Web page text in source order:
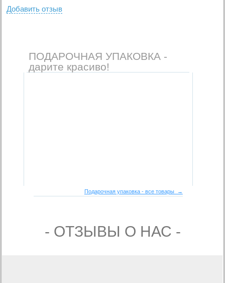
Добавить отзыв
ПОДАРОЧНАЯ УПАКОВКА -
дарите красиво!
Подарочная упаковка - все товары →
- ОТЗЫВЫ О НАС -